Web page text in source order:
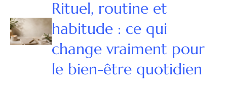
Rituel, routine et
habitude : ce qui
change vraiment pour
le bien-être quotidien